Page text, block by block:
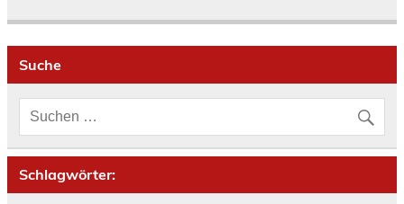
Suche
Schlagwörter: